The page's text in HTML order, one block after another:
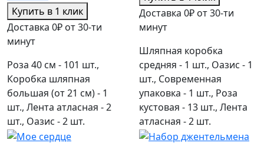
Купить в 1 клик
Доставка 0₽ от 30-ти
минут
Роза 40 см - 101 шт.,
Коробка шляпная
большая (от 21 см) - 1
шт., Лента атласная - 2
шт., Оазис - 2 шт.
Доставка 0₽ от 30-ти
минут
Шляпная коробка
средняя - 1 шт., Оазис - 1
шт., Современная
упаковка - 1 шт., Роза
кустовая - 13 шт., Лента
атласная - 2 шт.